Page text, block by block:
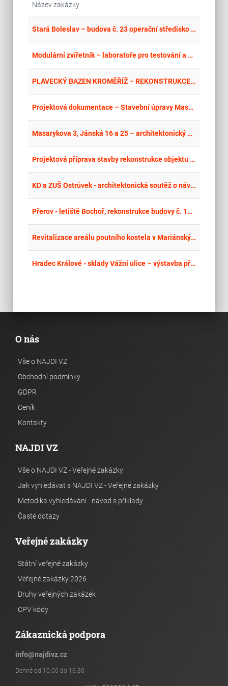
Název zakázky
Stará Boleslav – budova č. 23 operační středisko – rekonstrukce
Modulární zvířetník – laboratoře pro testování a chov laboratorních zvířat – Objekt Ld – Design and Build – Nadstavba
PLAVECKÝ BAZEN KROMĚŘÍŽ – REKONSTRUKCE VNITŘNÍCH PROSTOR A TECHNOLOGICKÉHO ZÁZEMÍ – PROJEKTOVÁ DOKUMENTACE+INTERIÉR
Projektová dokumentace – Stavební úpravy Masarykova náměstí ve Vizovicích
Masarykova 3, Jánská 16 a 25 – architektonický návrh oprav vstupních prostor do domů
Projektová příprava stavby rekonstrukce objektu č.p. 217 v ul. Panská v České Lípě
KD a ZUŠ Ostrůvek - architektonická soutěž o návrh
Přerov - letiště Bochoř, rekonstrukce budovy č. 119 - PD
Revitalizace areálu poutního kostela v Mariánských Radčicích formou Design and Build
Hradec Králové - sklady Vážní ulice – výstavba přístřešků na parkování techniky
O nás
Vše o NAJDI VZ
Obchodní podmínky
GDPR
Ceník
Kontakty
NAJDI VZ
Vše o NAJDI VZ - Veřejné zakázky
Jak vyhledávat s NAJDI VZ - Veřejné zakázky
Metodika vyhledávání - návod s příklady
Časté dotazy
Veřejné zakázky
Státní veřejné zakázky
Veřejné zakázky 2026
Druhy veřejných zakázek
CPV kódy
Zákaznická podpora
info@najdivz.cz
Denně od 10:00 do 16:30